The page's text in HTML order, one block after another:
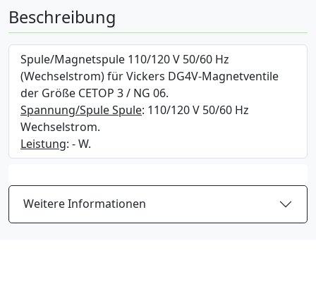
Beschreibung
Spule/Magnetspule 110/120 V 50/60 Hz
(Wechselstrom) für Vickers DG4V-Magnetventile
der Größe CETOP 3 / NG 06.
Spannung/Spule Spule: 110/120 V 50/60 Hz
Wechselstrom.
Leistung: - W.
Weitere Informationen